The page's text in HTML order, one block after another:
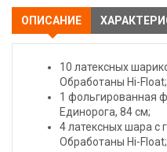
ОПИСАНИЕ
10 латексных
Обработаны Hi-Float;
1 фольгированная
Единорога, 84 см;
4 латексных шара с
Обработаны Hi-Float;